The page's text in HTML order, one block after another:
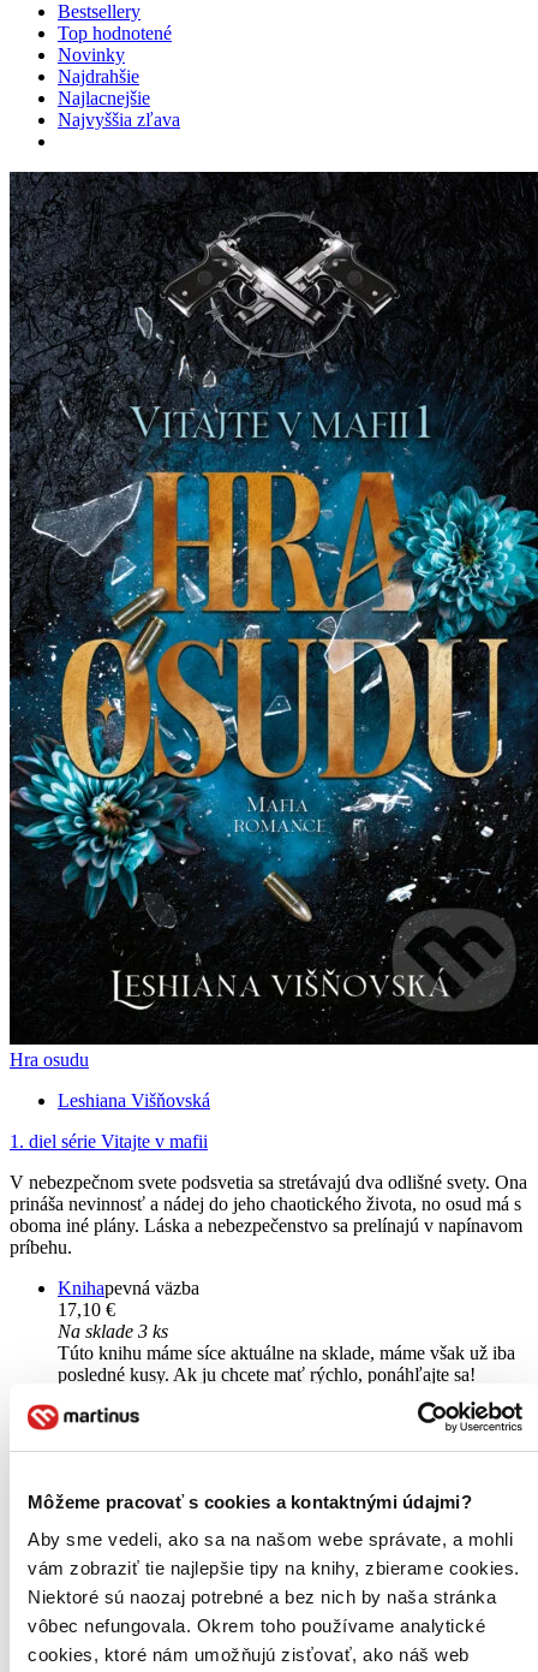
Môžeme pracovať s cookies a kontaktnými údajmi?
Aby sme vedeli, ako sa na našom webe správate, a mohli
vám zobraziť tie najlepšie tipy na knihy, zbierame cookies.
Niektoré sú naozaj potrebné a bez nich by naša stránka
vôbec nefungovala. Okrem toho používame analytické
cookies, ktoré nám umožňujú zisťovať, ako náš web
Bestsellery
Top hodnotené
Novinky
Najdrahšie
Najlacnejšie
Najvyššia zľava
Hra osudu
Leshiana Višňovská
1. diel série Vitajte v mafii
V nebezpečnom svete podsvetia sa stretávajú dva odlišné svety. Ona
prináša nevinnosť a nádej do jeho chaotického života, no osud má s
oboma iné plány. Láska a nebezpečenstvo sa prelínajú v napínavom
príbehu.
Knihapevná väzba
17,10 €
Na sklade 3 ks
Túto knihu máme síce aktuálne na sklade, máme však už iba
posledné kusy. Ak ju chcete mať rýchlo, ponáhľajte sa!
Pridať do zoznamu
7,90 €
Ihneď na stiahnutie
Máte čítačku, tablet alebo mobil? Stiahnite si do nich e-knihu:
budete ju mať hneď a ešte aj ušetríte život stromom. Viac
informácii o e-kniháchnájdete tu
Pridať do zoznamu
Vložiť do košíka